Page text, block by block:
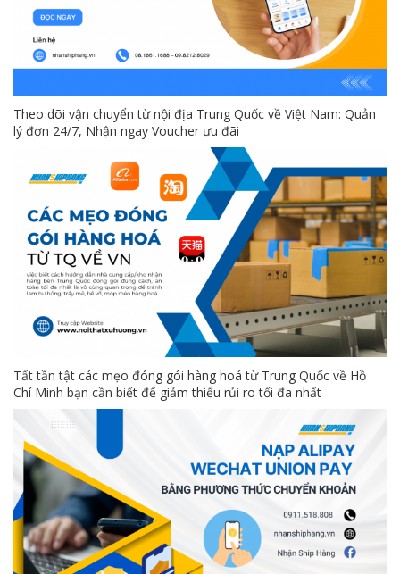
Theo dõi vận chuyển từ nội địa Trung Quốc về Việt Nam: Quản
lý đơn 24/7, Nhận ngay Voucher ưu đãi
Tất tần tật các mẹo đóng gói hàng hoá từ Trung Quốc về Hồ
Chí Minh bạn cần biết để giảm thiểu rủi ro tối đa nhất